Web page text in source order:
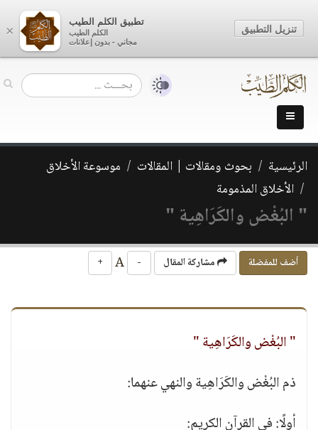
الرئيسية بحوث ومقالات | المقالات
موسوعة الأخلاق
الأخلاق المذمومة
" البُغْض والكَرَاهِية "
أضف للمفضلة مشاركة المقال -
+
" البُغْض والكَرَاهِية "
ذم البُغْض والكَرَاهِية والنهي عنهما:
أولًا: في القرآن الكريم:
×
تطبيق الكلم الطيب
الكلم الطيب
مجاني - بدون إعلانات
تنزيل التطبيق